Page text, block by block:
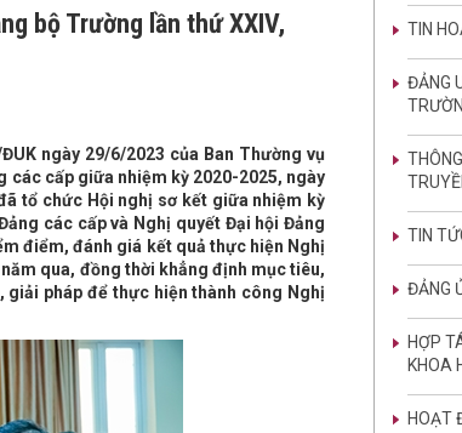
bộ Trường lần thứ XXIV,
ngày 29/6/2023 của Ban Thường vụ
các cấp giữa nhiệm kỳ 2020-2025, ngày
tổ chức Hội nghị sơ kết giữa nhiệm kỳ
các cấp và Nghị quyết Đại hội Đảng
điểm, đánh giá kết quả thực hiện Nghị
qua, đồng thời khẳng định mục tiêu,
giải pháp để thực hiện thành công Nghị
TIN
ĐẢNG
TIN
ĐẢNG
HỢP
KHOA
HOẠT